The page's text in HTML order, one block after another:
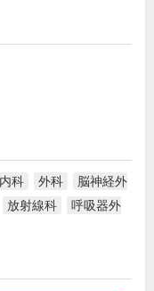
科 外科
脳神経外
放射線科
呼吸器外